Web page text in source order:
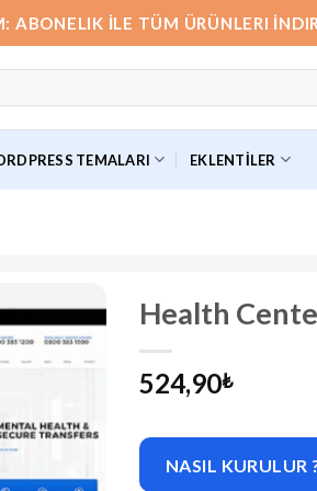
ABONELIK İLE TÜM ÜRÜNLERI
TEMALARI EKLENTILER
Health
524,90₺
NASIL KURULUR